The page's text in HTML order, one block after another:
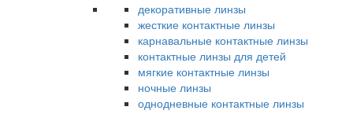
декоративные линзы
жесткие контактные линзы
карнавальные контактные линзы
контактные линзы для детей
мягкие контактные линзы
ночные линзы
однодневные контактные линзы